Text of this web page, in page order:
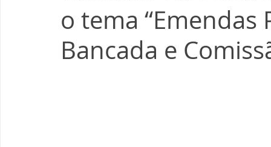
o tema
Bancada e